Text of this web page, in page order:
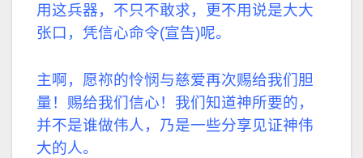
用这兵器，不只不敢求，更不用说是大大
张口，凭信心命令(宣告)呢。
主啊，愿祢的怜悯与慈爱再次赐给我们胆
量！赐给我们信心！我们知道神所要的，
并不是谁做伟人，乃是一些分享见证神伟
大的人。